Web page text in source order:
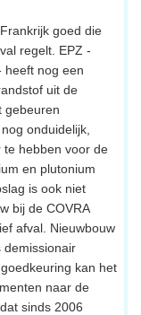
goed die
regelt. EPZ -
heeft nog een
uit de
gebeuren
onduidelijk,
te hebben voor de
en plutonium
is ook niet
bij de COVRA
afval. Nieuwbouw
demissionair
kan het
naar de
sinds 2006